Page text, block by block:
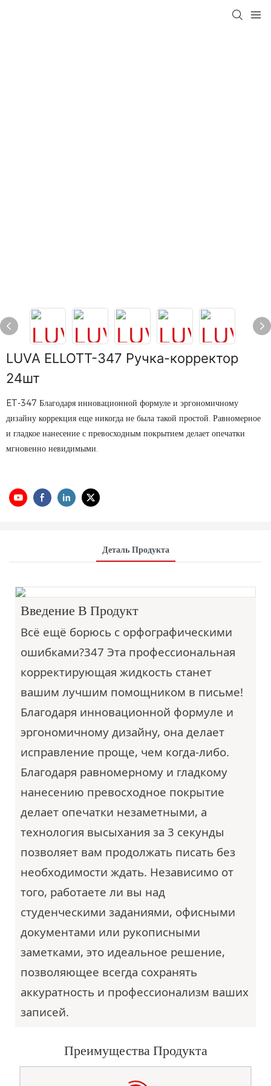
LUVA ELLOTT-347 Ручка-корректор
24шт
ET-347 Благодаря инновационной формуле и эргономичному
дизайну коррекция еще никогда не была такой простой. Равномерное
и гладкое нанесение с превосходным покрытием делает опечатки
мгновенно невидимыми.
Деталь Продукта
Введение В Продукт
Всё ещё борюсь с орфографическими
ошибками?347 Эта профессиональная
корректирующая жидкость станет
вашим лучшим помощником в письме!
Благодаря инновационной формуле и
эргономичному дизайну, она делает
исправление проще, чем когда-либо.
Благодаря равномерному и гладкому
нанесению превосходное покрытие
делает опечатки незаметными, а
технология высыхания за 3 секунды
позволяет вам продолжать писать без
необходимости ждать. Независимо от
того, работаете ли вы над
студенческими заданиями, офисными
документами или рукописными
заметками, это идеальное решение,
позволяющее всегда сохранять
аккуратность и профессионализм ваших
записей.
Преимущества Продукта